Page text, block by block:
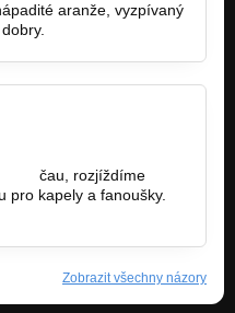
aranže, vyzpívaný
čau, rozjíždíme
pro kapely a fanoušky.
Zobrazit všechny názory